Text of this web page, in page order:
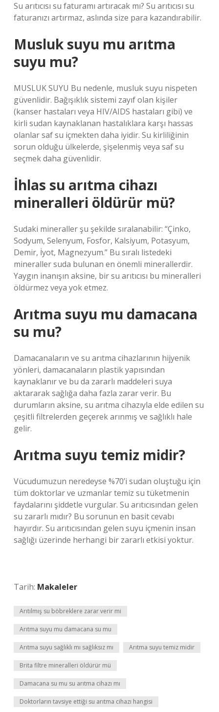
Su arıtıcısı su faturamı artıracak mı? Su arıtıcısı su
faturanızı artırmaz, aslında size para kazandırabilir.
Musluk suyu mu arıtma
suyu mu?
MUSLUK SUYU Bu nedenle, musluk suyu nispeten
güvenlidir. Bağışıklık sistemi zayıf olan kişiler
(kanser hastaları veya HIV/AIDS hastaları gibi) ve
kirli sudan kaynaklanan hastalıklara karşı hassas
olanlar saf su içmekten daha iyidir. Su kirliliğinin
sorun olduğu ülkelerde, şişelenmiş veya saf su
seçmek daha güvenlidir.
İhlas su arıtma cihazı
mineralleri öldürür mü?
Sudaki mineraller şu şekilde sıralanabilir: “Çinko,
Sodyum, Selenyum, Fosfor, Kalsiyum, Potasyum,
Demir, İyot, Magnezyum.” Bu sıralı listedeki
mineraller suda bulunan en önemli minerallerdir.
Yaygın inanışın aksine, bir su arıtıcısı bu mineralleri
öldürmez veya yok etmez.
Arıtma suyu mu damacana
su mu?
Damacanaların ve su arıtma cihazlarının hijyenik
yönleri, damacanaların plastik yapısından
kaynaklanır ve bu da zararlı maddeleri suya
aktararak sağlığa daha fazla zarar verir. Bu
durumların aksine, su arıtma cihazıyla elde edilen su
çeşitli filtrelerden geçerek arınmış ve sağlıklı hale
gelir.
Arıtma suyu temiz midir?
Vücudumuzun neredeyse %70’i sudan oluştuğu için
tüm doktorlar ve uzmanlar temiz su tüketmenin
faydalarını şiddetle vurgular. Su arıtıcısından gelen
su zararlı mıdır? Bu sorunun en basit cevabı
hayırdır. Su arıtıcısından gelen suyu içmenin insan
sağlığı üzerinde herhangi bir zararlı etkisi yoktur.
Tarih: Makaleler
Arıtılmış su böbreklere zarar verir mi
Arıtma suyu mu damacana su mu
Arıtma suyu sağlıklı mı sağlıksız mı Arıtma suyu temiz midir
Brita filtre mineralleri öldürür mü
Damacana su mu su arıtma cihazı mı
Doktorların tavsiye ettiği su arıtma cihazı hangisi